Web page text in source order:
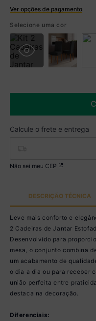
Ver opções de pagamento
R$ 569,99 à vista no Boleto
( 5 % de desconto)
Você economiza R$ 30,00
Selecione uma cor
Não sei meu CEP
DESCRIÇÃO TÉCNICA
Leve mais conforto e
2 Cadeiras de Jantar
Desenvolvido para
mesa, o conjunto combina
um acabamento de
o dia a dia ou para receber
união perfeita entre
destaca na decoração.
Diferenciais: